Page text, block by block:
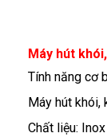
Máy hút
Tính năng cơ
Máy hút khói,
Chất liệu: